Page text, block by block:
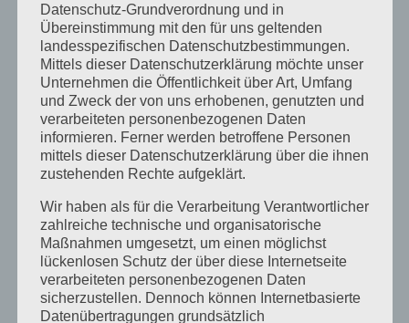
Datenschutz-Grundverordnung und in
Übereinstimmung mit den für uns geltenden
landesspezifischen Datenschutzbestimmungen.
Mittels dieser Datenschutzerklärung möchte unser
Unternehmen die Öffentlichkeit über Art, Umfang
und Zweck der von uns erhobenen, genutzten und
verarbeiteten personenbezogenen Daten
informieren. Ferner werden betroffene Personen
mittels dieser Datenschutzerklärung über die ihnen
zustehenden Rechte aufgeklärt.
Wir haben als für die Verarbeitung Verantwortlicher
zahlreiche technische und organisatorische
Maßnahmen umgesetzt, um einen möglichst
lückenlosen Schutz der über diese Internetseite
verarbeiteten personenbezogenen Daten
sicherzustellen. Dennoch können Internetbasierte
Datenübertragungen grundsätzlich